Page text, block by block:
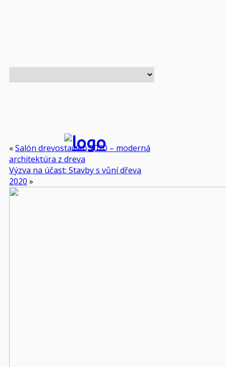
«Salón drevostavieb 2020 – moderná
architektúra z dreva
Výzva na účast: Stavby s vůní dřeva
2020 »